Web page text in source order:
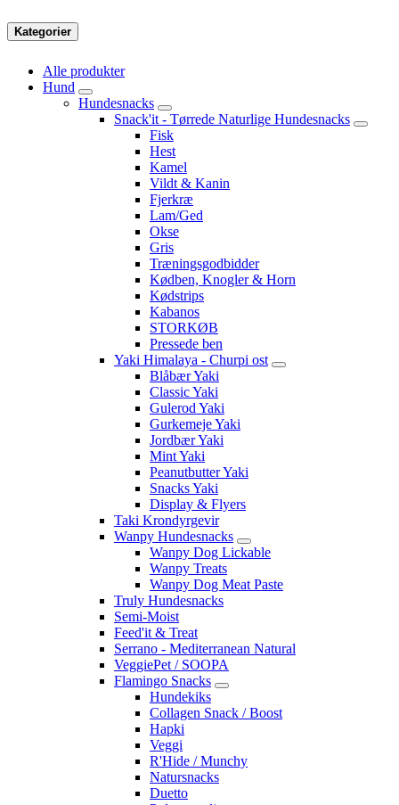
Kategorier
Alle produkter
Hund
Hundesnacks
Snack'it - Tørrede Naturlige Hundesnacks
Fisk
Hest
Kamel
Vildt & Kanin
Fjerkræ
Lam/Ged
Okse
Gris
Træningsgodbidder
Kødben, Knogler & Horn
Kødstrips
Kabanos
STORKØB
Pressede ben
Yaki Himalaya - Churpi ost
Blåbær Yaki
Classic Yaki
Gulerod Yaki
Gurkemeje Yaki
Jordbær Yaki
Mint Yaki
Peanutbutter Yaki
Snacks Yaki
Display & Flyers
Taki Krondyrgevir
Wanpy Hundesnacks
Wanpy Dog Lickable
Wanpy Treats
Wanpy Dog Meat Paste
Truly Hundesnacks
Semi-Moist
Feed'it & Treat
Serrano - Mediterranean Natural
VeggiePet / SOOPA
Flamingo Snacks
Hundekiks
Collagen Snack / Boost
Hapki
Veggi
R'Hide / Munchy
Natursnacks
Duetto